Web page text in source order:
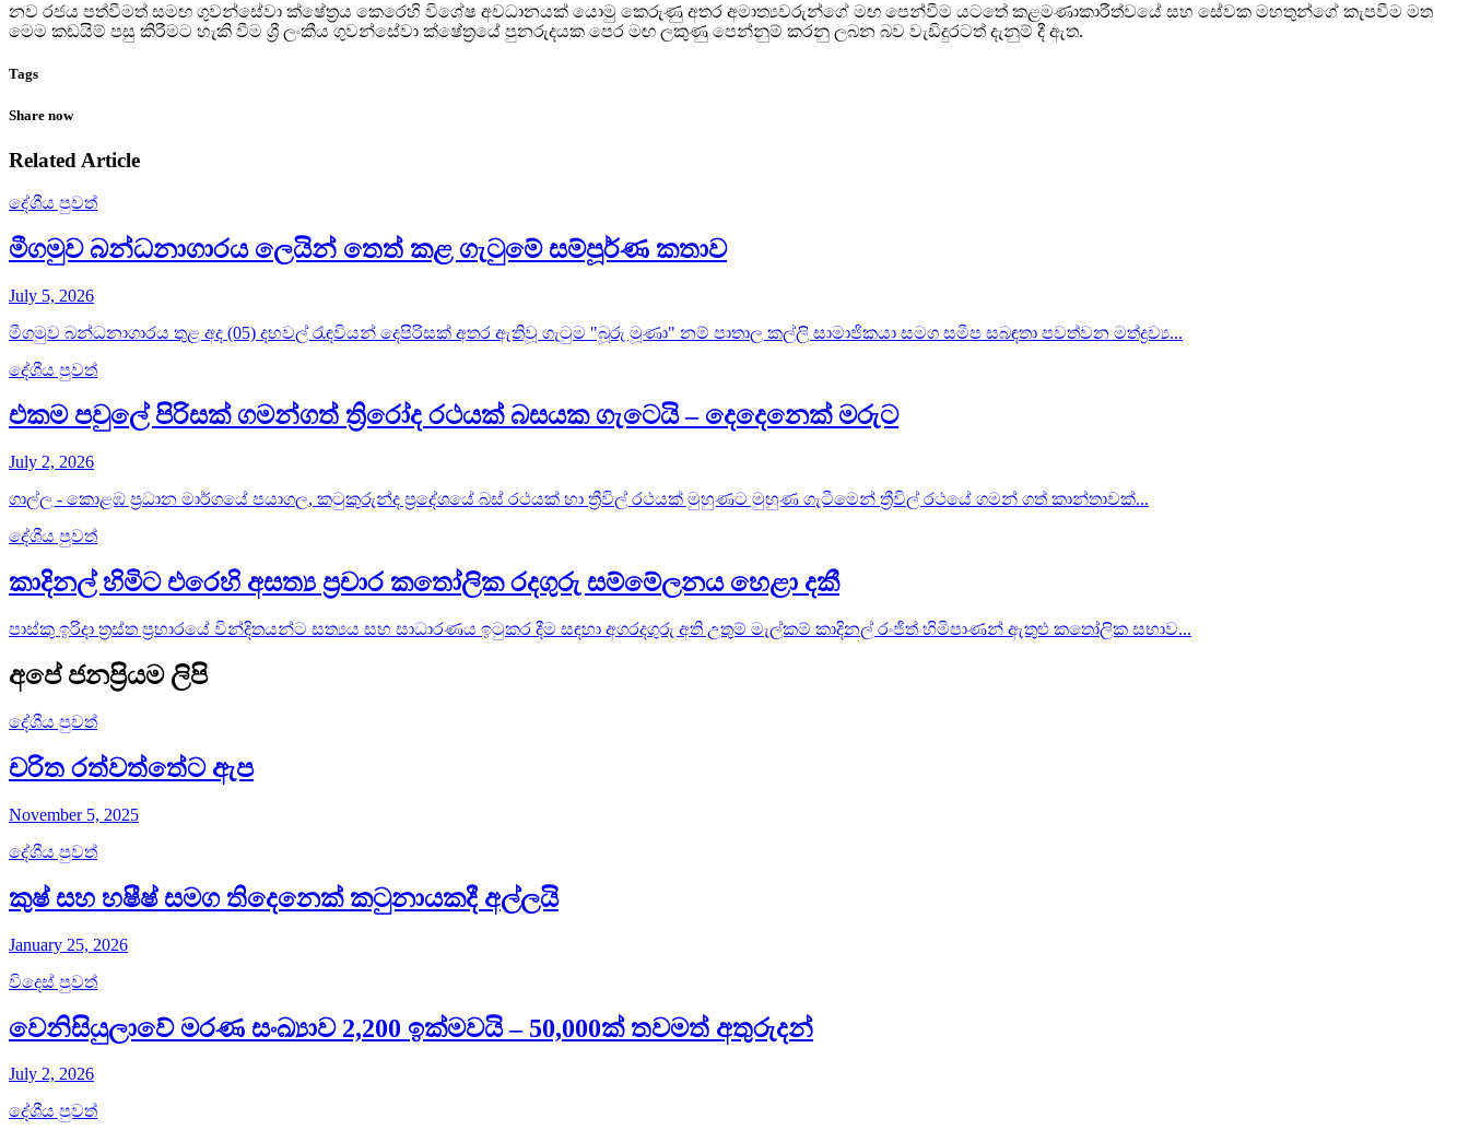
නව රජය පත්වීමත් සමඟ ගුවන්සේවා ක්ෂේත්‍රය කෙරෙහි විශේෂ අවධානයක් යොමු කෙරුණු අතර අමාත්‍යවරුන්ගේ මඟ පෙන්වීම යටතේ කළමණාකාරීත්වයේ සහ සේවක මහතුන්ගේ කැපවීම මත
මෙම කඩයිම් පසු කිරීමට හැකි වීම ශ්‍රී ලංකීය ගුවන්සේවා ක්ෂේත්‍රයේ පුනරුදයක පෙර මඟ ලකුණු පෙන්නුම් කරනු ලබන බව වැඩිදුරටත් දැනුම් දී ඇත.
Tags
Share now
Related Article
දේශීය පුවත්
මීගමුව බන්ධනාගාරය ලෙයින් තෙත් කළ ගැටුමේ සම්පූර්ණ කතාව
July 5, 2026
මීගමුව බන්ධනාගාරය තුළ අද (05) දහවල් රැඳවියන් දෙපිරිසක් අතර ඇතිවූ ගැටුම "බූරු මූණා" නම් පාතාල කල්ලි සාමාජිකයා සමග සමීප සබඳතා පවත්වන මත්ද්‍රව්‍ය...
දේශීය පුවත්
එකම පවුලේ පිරිසක් ගමන්ගත් ත්‍රිරෝද රථයක් බසයක ගැටෙයි – දෙදෙනෙක් මරුට
July 2, 2026
ගාල්ල - කොළඹ ප්‍රධාන මාර්ගයේ පයාගල, කටුකුරුන්ද ප්‍රදේශයේ බස් රථයක් හා ත්‍රීවිල් රථයක් මුහුණට මුහුණ ගැටීමෙන් ත්‍රීවිල් රථයේ ගමන් ගත් කාන්තාවක්...
දේශීය පුවත්
කාදිනල් හිමිට එරෙහි අසත්‍ය ප්‍රචාර කතෝලික රදගුරු සම්මේලනය හෙළා දකී
පාස්කු ඉරිදා ත්‍රස්ත ප්‍රහාරයේ වින්දිතයන්ට සත්‍යය සහ සාධාරණය ඉටුකර දීම සඳහා අගරදගුරු අති උතුම් මැල්කම් කාදිනල් රංජිත් හිමිපාණන් ඇතුළු කතෝලික සභාව...
අපේ ජනප්‍රියම ලිපි
දේශීය පුවත්
චරිත රත්වත්තේට ඇප
November 5, 2025
දේශීය පුවත්
කුෂ් සහ හෂීෂ් සමග තිදෙනෙක් කටුනායකදී අල්ලයි
January 25, 2026
විදෙස් පුවත්
වෙනිසියුලාවේ මරණ සංඛ්‍යාව 2,200 ඉක්මවයි – 50,000ක් තවමත් අතුරුදන්
July 2, 2026
දේශීය පුවත්